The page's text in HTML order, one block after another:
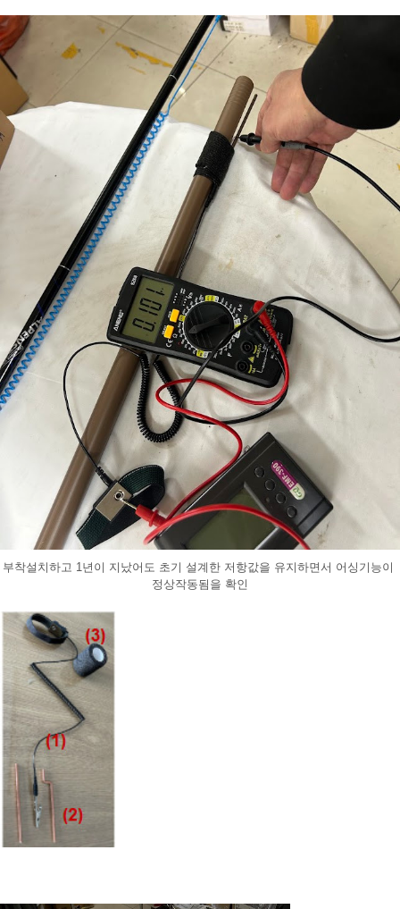
부착설치하고 1년이 지났어도 초기 설계한 저항값을 유지하면서 어싱기능이
정상작동됨을 확인